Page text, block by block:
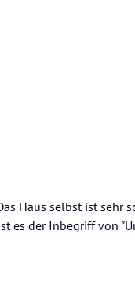
Haus selbst ist sehr
es der Inbegriff von